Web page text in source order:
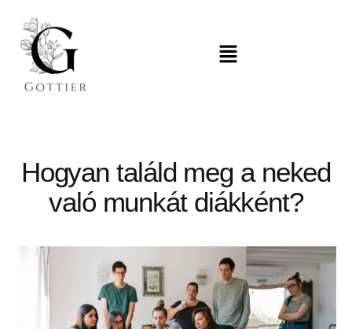
Hogyan találd meg a neked
való munkát diákként?